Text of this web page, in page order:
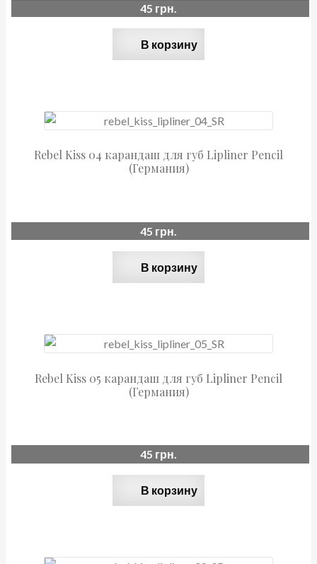
45 грн.
В корзину
Rebel Kiss 04 карандаш для губ Lipliner Pencil
(Германия)
45 грн.
В корзину
Rebel Kiss 05 карандаш для губ Lipliner Pencil
(Германия)
45 грн.
В корзину